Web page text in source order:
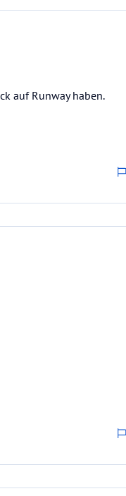
auf Runway haben.